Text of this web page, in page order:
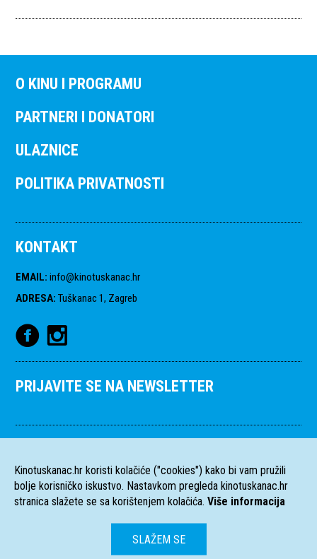
O KINU I PROGRAMU
PARTNERI I DONATORI
ULAZNICE
POLITIKA PRIVATNOSTI
KONTAKT
EMAIL: info@kinotuskanac.hr
ADRESA: Tuškanac 1, Zagreb
PRIJAVITE SE NA NEWSLETTER
Kinotuskanac.hr koristi kolačiće ("cookies") kako bi vam pružili
bolje korisničko iskustvo. Nastavkom pregleda kinotuskanac.hr
stranica slažete se sa korištenjem kolačića. Više informacija
SLAŽEM SE